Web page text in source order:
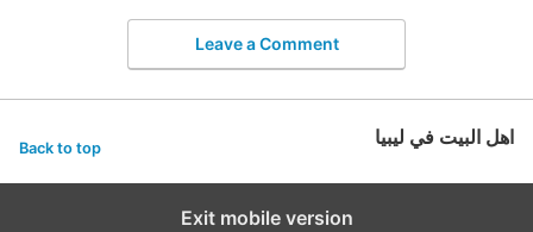
Leave a Comment
اهل البيت في ليبيا Back to top
Exit mobile version